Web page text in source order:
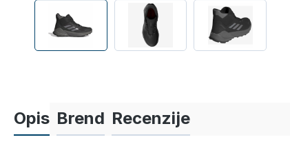
Opis Brend Recenzije